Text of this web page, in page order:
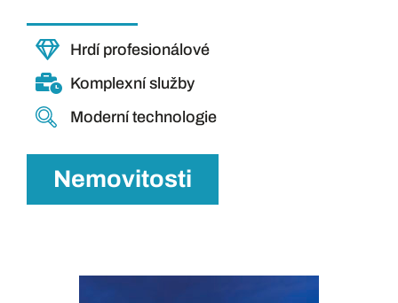
Hrdí profesionálové
Komplexní služby
Moderní technologie
Nemovitosti